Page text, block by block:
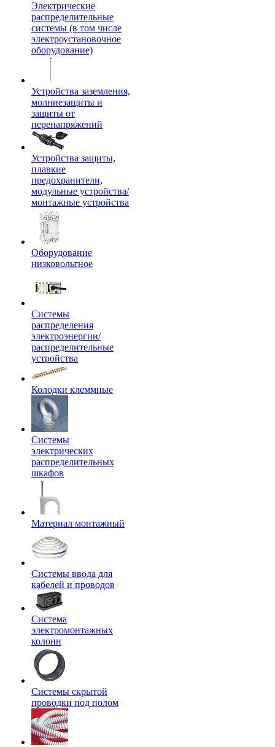
Электрические
распределительные
системы (в том числе
электроустановочное
оборудование)
Устройства заземления,
молниезащиты и
защиты от
перенапряжений
Устройства защиты,
плавкие
предохранители,
модульные устройства/
монтажные устройства
Оборудование
низковольтное
Системы
распределения
электроэнергии/
распределительные
устройства
Колодки клеммные
Системы
электрических
распределительных
шкафов
Материал монтажный
Системы ввода для
кабелей и проводов
Система
электромонтажных
колонн
Системы скрытой
проводки под полом